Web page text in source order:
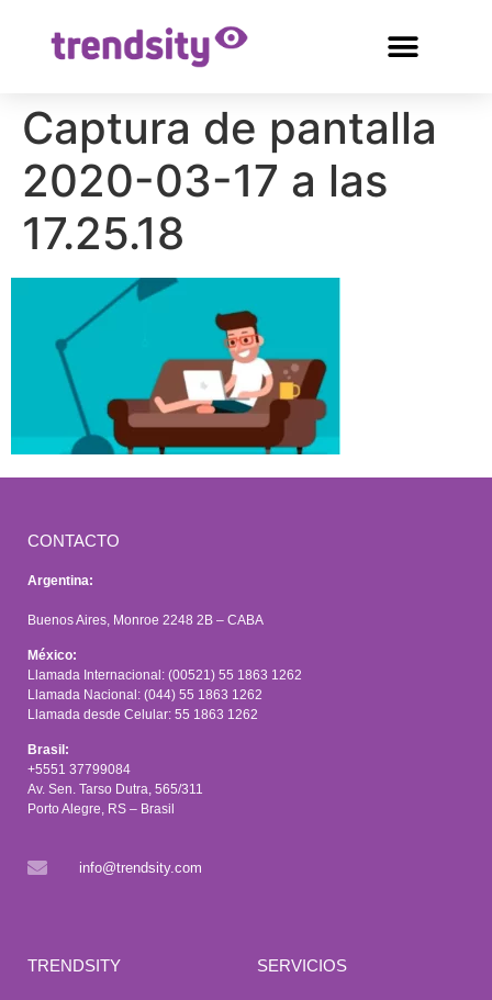
Captura de pantalla
2020-03-17 a las
17.25.18
CONTACTO
Argentina:
Buenos Aires, Monroe 2248 2B – CABA
México:
Llamada Internacional: (00521) 55 1863 1262
Llamada Nacional: (044) 55 1863 1262
Llamada desde Celular: 55 1863 1262
Brasil:
+5551 37799084
Av. Sen. Tarso Dutra, 565/311
Porto Alegre, RS – Brasil
info@trendsity.com
TRENDSITY SERVICIOS